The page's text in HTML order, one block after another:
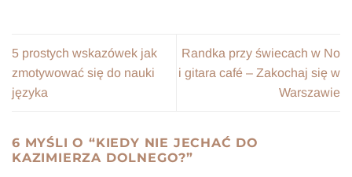
5 prostych wskazówek jak
zmotywować się do nauki
języka
Randka przy świecach w No
i gitara café – Zakochaj się w
Warszawie
6 MYŚLI O “KIEDY NIE JECHAĆ DO
KAZIMIERZA DOLNEGO?”